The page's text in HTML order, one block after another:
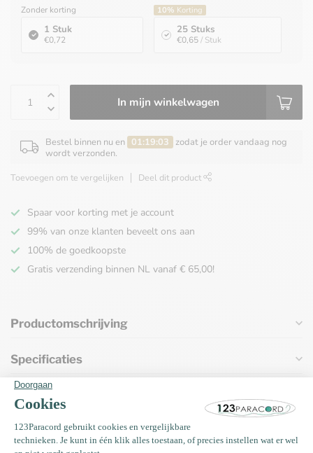
Zonder korting
1 Stuk
€0,72
10% Korting
25 Stuks
€0,65/ Stuk
In mijn winkelwagen
Bestel binnen nu en 01:19:03
zodat je order vandaag nog
wordt verzonden.
Toevoegen om te vergelijken Deel dit product
Spaar voor korting met je account
99% van onze klanten beveelt ons aan
100% de goedkoopste
Gratis verzending binnen NL vanaf € 65,00!
Productomschrijving
Specificaties
Vaak samen gekocht met
Paracord 550 type III Wit